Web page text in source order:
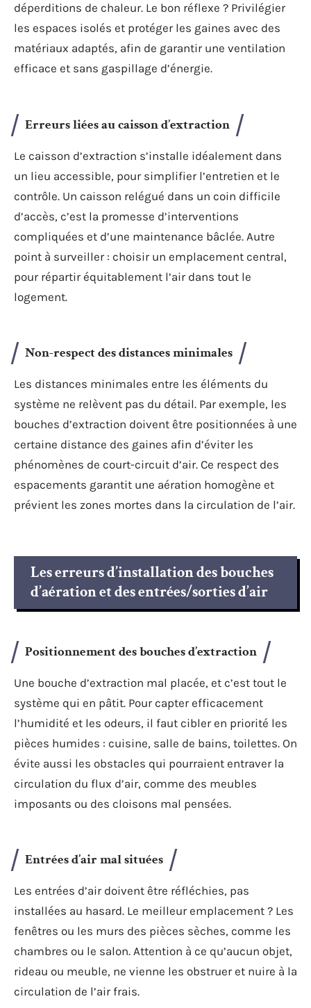
déperditions de chaleur. Le bon réflexe ? Privilégier
les espaces isolés et protéger les gaines avec des
matériaux adaptés, afin de garantir une ventilation
efficace et sans gaspillage d’énergie.
Erreurs liées au caisson d’extraction
Le caisson d’extraction s’installe idéalement dans
un lieu accessible, pour simplifier l’entretien et le
contrôle. Un caisson relégué dans un coin difficile
d’accès, c’est la promesse d’interventions
compliquées et d’une maintenance bâclée. Autre
point à surveiller : choisir un emplacement central,
pour répartir équitablement l’air dans tout le
logement.
Non-respect des distances minimales
Les distances minimales entre les éléments du
système ne relèvent pas du détail. Par exemple, les
bouches d’extraction doivent être positionnées à une
certaine distance des gaines afin d’éviter les
phénomènes de court-circuit d’air. Ce respect des
espacements garantit une aération homogène et
prévient les zones mortes dans la circulation de l’air.
Les erreurs d’installation des bouches
d’aération et des entrées/sorties d’air
Positionnement des bouches d’extraction
Une bouche d’extraction mal placée, et c’est tout le
système qui en pâtit. Pour capter efficacement
l’humidité et les odeurs, il faut cibler en priorité les
pièces humides : cuisine, salle de bains, toilettes. On
évite aussi les obstacles qui pourraient entraver la
circulation du flux d’air, comme des meubles
imposants ou des cloisons mal pensées.
Entrées d’air mal situées
Les entrées d’air doivent être réfléchies, pas
installées au hasard. Le meilleur emplacement ? Les
fenêtres ou les murs des pièces sèches, comme les
chambres ou le salon. Attention à ce qu’aucun objet,
rideau ou meuble, ne vienne les obstruer et nuire à la
circulation de l’air frais.